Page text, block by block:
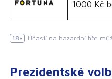
1000 Kč
18+ Účastí na hazardní hře
Prezidentské